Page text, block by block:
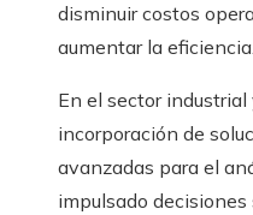
disminuir costos
aumentar la eficiencia.
En el sector industrial
incorporación de
avanzadas para el
impulsado